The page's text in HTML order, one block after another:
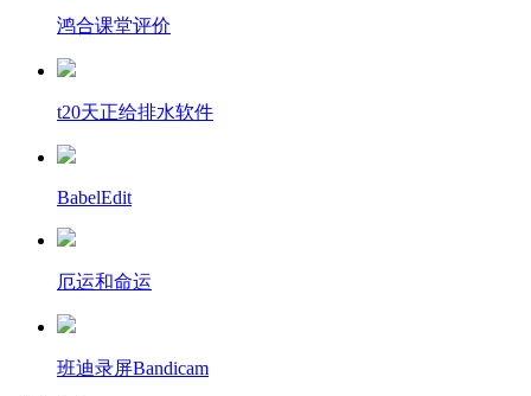
鸿合课堂评价
t20天正给排水软件
BabelEdit
厄运和命运
班迪录屏Bandicam